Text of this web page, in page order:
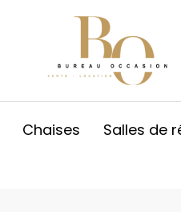
Chaises Salles de